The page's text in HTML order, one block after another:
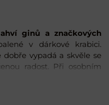
ginů a značkových
v dárkové krabici.
vypadá a skvěle se
radost. Při osobním
se o tom zmíníte v
popíjení právě